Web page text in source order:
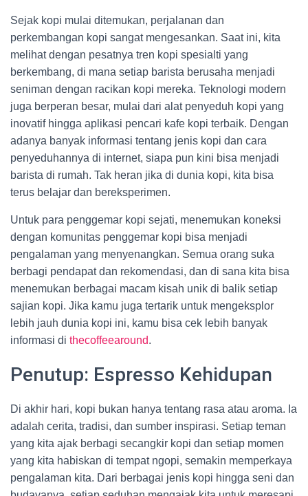
Sejak kopi mulai ditemukan, perjalanan dan
perkembangan kopi sangat mengesankan. Saat ini, kita
melihat dengan pesatnya tren kopi spesialti yang
berkembang, di mana setiap barista berusaha menjadi
seniman dengan racikan kopi mereka. Teknologi modern
juga berperan besar, mulai dari alat penyeduh kopi yang
inovatif hingga aplikasi pencari kafe kopi terbaik. Dengan
adanya banyak informasi tentang jenis kopi dan cara
penyeduhannya di internet, siapa pun kini bisa menjadi
barista di rumah. Tak heran jika di dunia kopi, kita bisa
terus belajar dan bereksperimen.
Untuk para penggemar kopi sejati, menemukan koneksi
dengan komunitas penggemar kopi bisa menjadi
pengalaman yang menyenangkan. Semua orang suka
berbagi pendapat dan rekomendasi, dan di sana kita bisa
menemukan berbagai macam kisah unik di balik setiap
sajian kopi. Jika kamu juga tertarik untuk mengeksplor
lebih jauh dunia kopi ini, kamu bisa cek lebih banyak
informasi di thecoffeearound.
Penutup: Espresso Kehidupan
Di akhir hari, kopi bukan hanya tentang rasa atau aroma. Ia
adalah cerita, tradisi, dan sumber inspirasi. Setiap teman
yang kita ajak berbagi secangkir kopi dan setiap momen
yang kita habiskan di tempat ngopi, semakin memperkaya
pengalaman kita. Dari berbagai jenis kopi hingga seni dan